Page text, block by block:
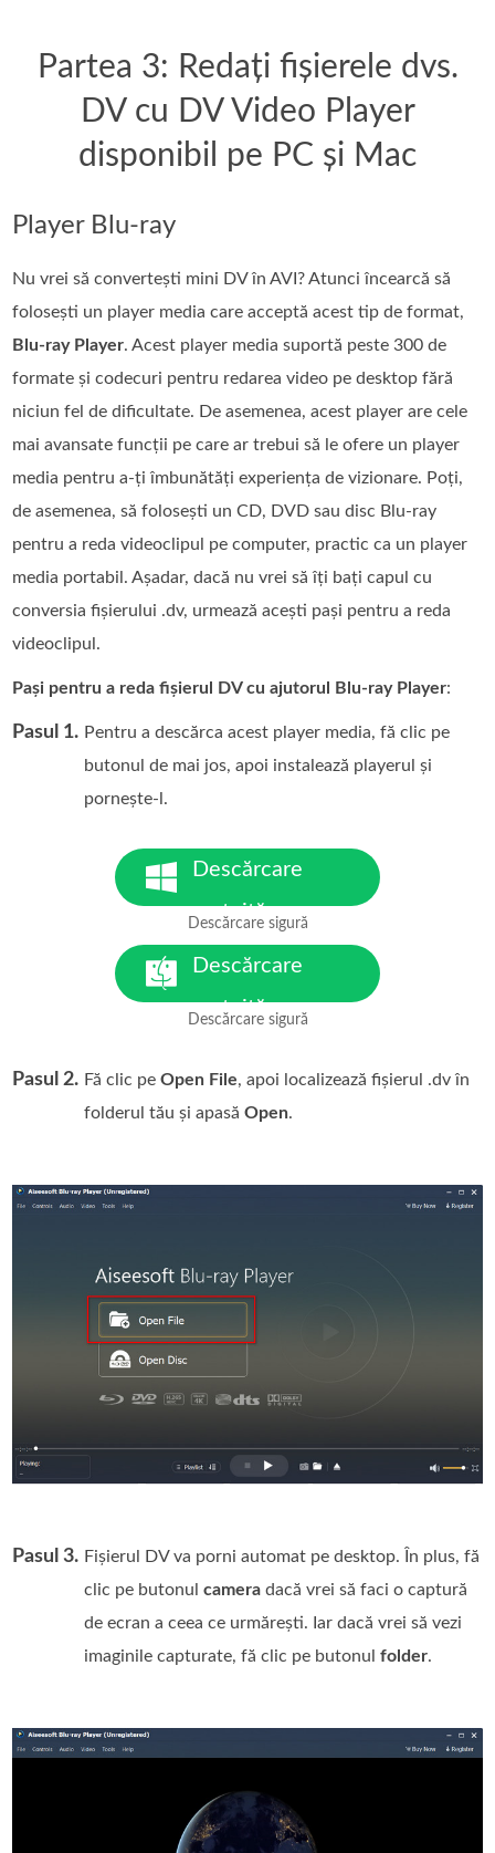
Partea 3: Redați fișierele dvs.
DV cu DV Video Player
disponibil pe PC și Mac
Player Blu-ray
Nu vrei să convertești mini DV în AVI? Atunci încearcă să
folosești un player media care acceptă acest tip de format,
Blu-ray Player. Acest player media suportă peste 300 de
formate și codecuri pentru redarea video pe desktop fără
niciun fel de dificultate. De asemenea, acest player are cele
mai avansate funcții pe care ar trebui să le ofere un player
media pentru a-ți îmbunătăți experiența de vizionare. Poți,
de asemenea, să folosești un CD, DVD sau disc Blu-ray
pentru a reda videoclipul pe computer, practic ca un player
media portabil. Așadar, dacă nu vrei să îți bați capul cu
conversia fișierului .dv, urmează acești pași pentru a reda
videoclipul.
Pași pentru a reda fișierul DV cu ajutorul Blu-ray Player:
Pasul 1. Pentru a descărca acest player media, fă clic pe
butonul de mai jos, apoi instalează playerul și
pornește-l.
Descărcare
gratuită
Pentru Windows 7 sau versiuni
Descărcare sigură
Descărcare
gratuită
Pentru MacOS 10.7 sau versiuni
Descărcare sigură
Pasul 2. Fă clic peOpen File, apoi localizează fișierul .dv în
folderul tău și apasăOpen.
Pasul 3. Fișierul DV va porni automat pe desktop. În plus, fă
clic pe butonulcamera dacă vrei să faci o captură
de ecran a ceea ce urmărești. Iar dacă vrei să vezi
imaginile capturate, fă clic pe butonulfolder.